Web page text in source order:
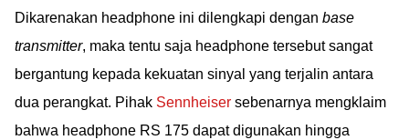
Dikarenakan headphone ini dilengkapi dengan base
transmitter, maka tentu saja headphone tersebut sangat
bergantung kepada kekuatan sinyal yang terjalin antara
dua perangkat. Pihak Sennheiser sebenarnya mengklaim
bahwa headphone RS 175 dapat digunakan hingga